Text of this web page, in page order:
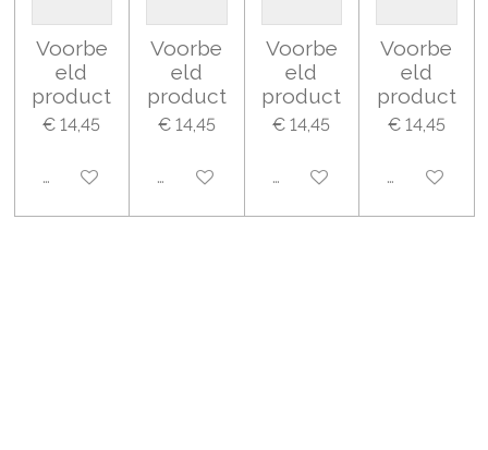
Voorbe
eld
product
€ 14,45
Uitgeschakeld
Voorbe
eld
product
€ 14,45
Uitgeschakeld
Voorbe
eld
product
€ 14,45
Uitgeschakeld
Voorbe
eld
product
€ 14,45